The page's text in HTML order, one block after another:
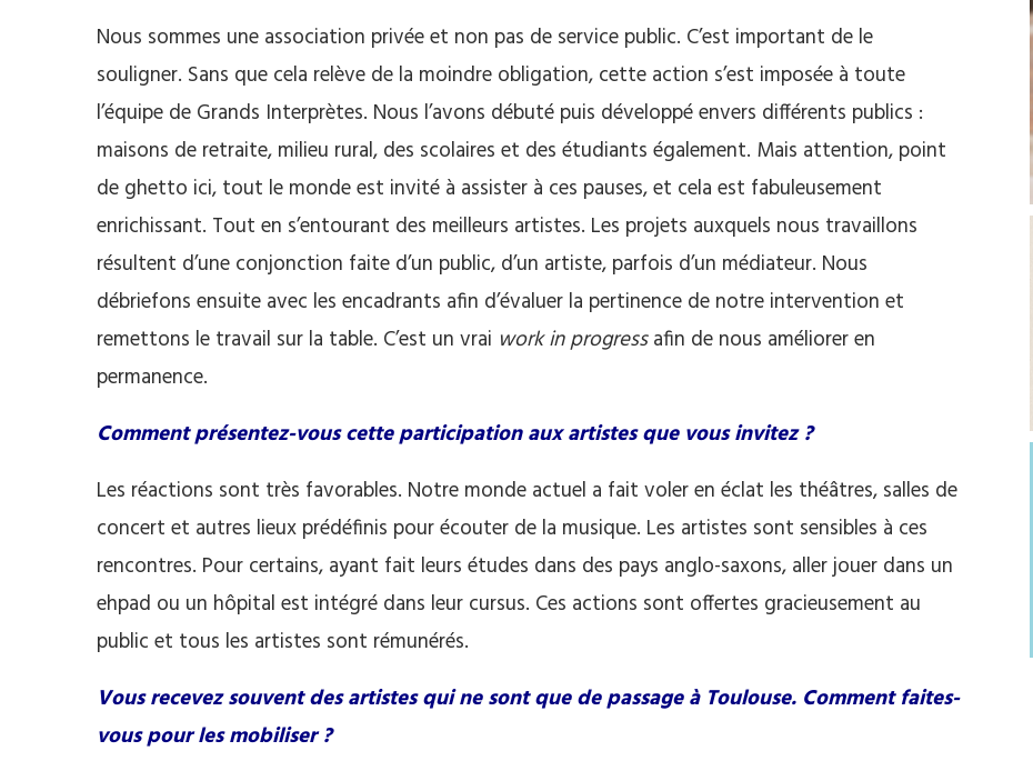
Nous sommes une association privée et non pas de service public. C’est important de le
souligner. Sans que cela relève de la moindre obligation, cette action s’est imposée à toute
l’équipe de Grands Interprètes. Nous l’avons débuté puis développé envers différents publics :
maisons de retraite, milieu rural, des scolaires et des étudiants également. Mais attention, point
de ghetto ici, tout le monde est invité à assister à ces pauses, et cela est fabuleusement
enrichissant. Tout en s’entourant des meilleurs artistes. Les projets auxquels nous travaillons
résultent d’une conjonction faite d’un public, d’un artiste, parfois d’un médiateur. Nous
débriefons ensuite avec les encadrants afin d’évaluer la pertinence de notre intervention et
remettons le travail sur la table. C’est un vrai work in progressafin de nous améliorer en
permanence.
Comment présentez-vous cette participation aux artistes que vous invitez ?
Les réactions sont très favorables. Notre monde actuel a fait voler en éclat les théâtres, salles de
concert et autres lieux prédéfinis pour écouter de la musique. Les artistes sont sensibles à ces
rencontres. Pour certains, ayant fait leurs études dans des pays anglo-saxons, aller jouer dans un
ehpad ou un hôpital est intégré dans leur cursus. Ces actions sont offertes gracieusement au
public et tous les artistes sont rémunérés.
Vous recevez souvent des artistes qui ne sont que de passage à Toulouse. Comment faites-
vous pour les mobiliser ?